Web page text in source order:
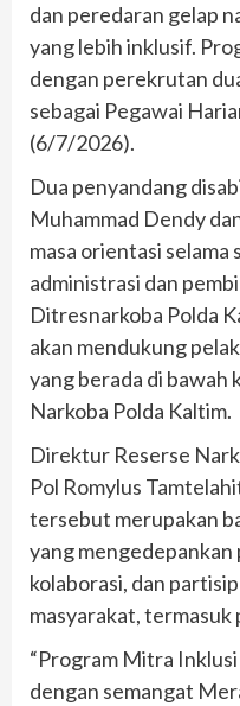
dan peredaran gelap
yang lebih inklusif.
dengan perekrutan
sebagai Pegawai
(6/7/2026).
Dua penyandang
Muhammad Dendy
masa orientasi
administrasi dan
Ditresnarkoba Polda
akan mendukung
yang berada di
Narkoba Polda Kaltim.
Direktur Reserse
Pol Romylus
tersebut merupakan
yang mengedepankan
kolaborasi, dan
masyarakat, termasuk
“Program Mitra
dengan semangat